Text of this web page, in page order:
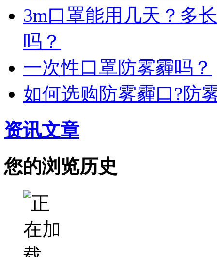
3m口罩能用几天？多
吗？
一次性口罩防雾霾吗？
如何选购防雾霾口?防
资讯文章
您的浏览历史